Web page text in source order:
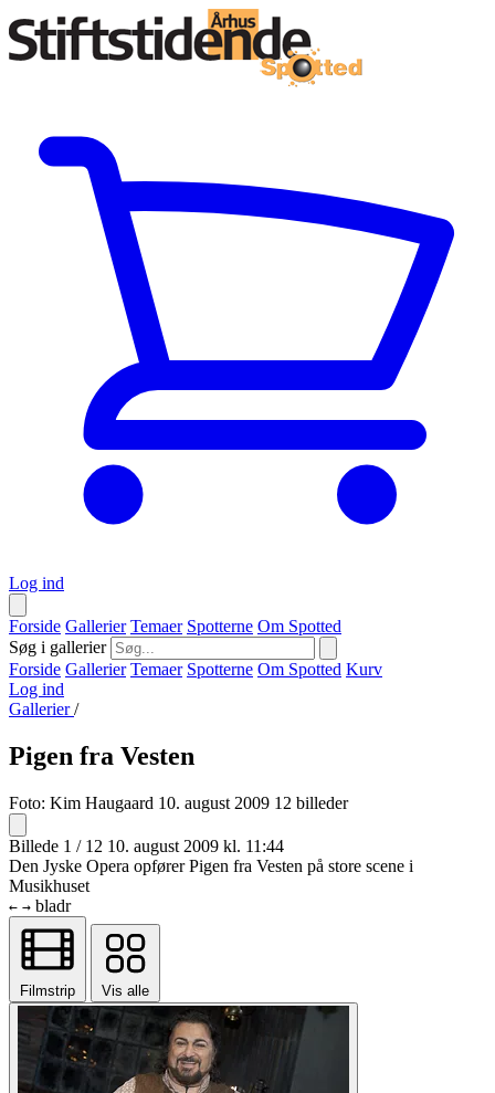
Log ind
Forside Gallerier Temaer Spotterne Om Spotted
Søg i gallerier
Forside Gallerier Temaer Spotterne Om Spotted Kurv
Log ind
Gallerier/
Pigen fra Vesten
Foto: Kim Haugaard 10. august 2009 12 billeder
Billede 1 / 12 10. august 2009 kl. 11:44
Den Jyske Opera opfører Pigen fra Vesten på store scene i
Musikhuset
← → bladr
Filmstrip Vis alle